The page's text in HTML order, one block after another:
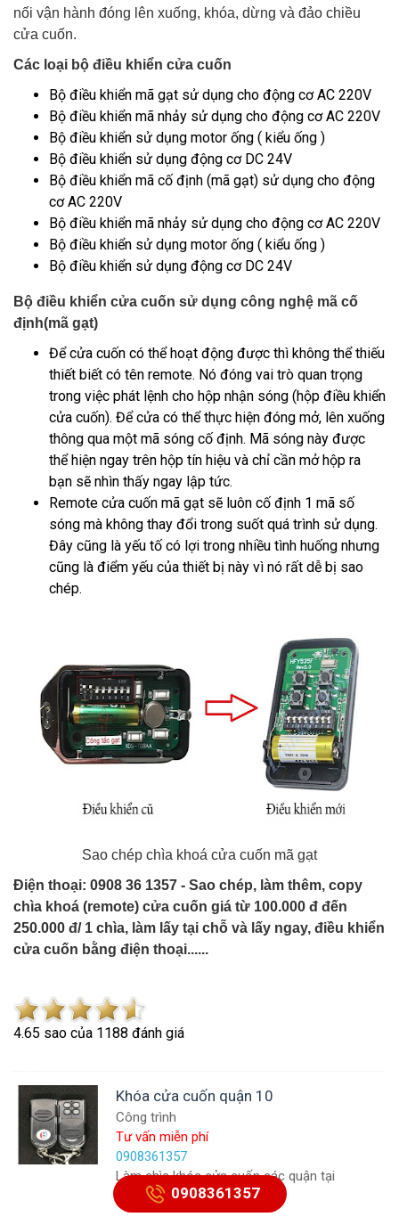
nối vận hành đóng lên xuống, khóa, dừng và đảo chiều
cửa cuốn.
Các loại bộ điều khiển cửa cuốn
Bộ điều khiển mã gạt sử dụng cho động cơ AC 220V
Bộ điều khiển mã nhảy sử dụng cho động cơ AC 220V
Bộ điều khiển sử dụng motor ống ( kiểu ống )
Bộ điều khiển sử dụng động cơ DC 24V
Bộ điều khiển mã cố định (mã gạt) sử dụng cho động
cơ AC 220V
Bộ điều khiển mã nhảy sử dụng cho động cơ AC 220V
Bộ điều khiển sử dụng motor ống ( kiểu ống )
Bộ điều khiển sử dụng động cơ DC 24V
Bộ điều khiển cửa cuốn sử dụng công nghệ mã cố
định(mã gạt)
Để cửa cuốn có thể hoạt động được thì không thể thiếu
thiết biết có tên remote. Nó đóng vai trò quan trọng
trong việc phát lệnh cho hộp nhận sóng (hộp điều khiển
cửa cuốn). Để cửa có thể thực hiện đóng mở, lên xuống
thông qua một mã sóng cố định. Mã sóng này được
thể hiện ngay trên hộp tín hiệu và chỉ cần mở hộp ra
bạn sẽ nhìn thấy ngay lập tức.
Remote cửa cuốn mã gạt sẽ luôn cố định 1 mã số
sóng mà không thay đổi trong suốt quá trình sử dụng.
Đây cũng là yếu tố có lợi trong nhiều tình huống nhưng
cũng là điểm yếu của thiết bị này vì nó rất dễ bị sao
chép.
Sao chép chìa khoá cửa cuốn mã gạt
Điện thoại: 0908 36 1357 - Sao chép, làm thêm, copy
chìa khoá (remote) cửa cuốn giá từ 100.000 đ đến
250.000 đ/ 1 chìa, làm lấy tại chỗ và lấy ngay, điều khiển
cửa cuốn bằng điện thoại......
4.65 sao của 1188 đánh giá
Khóa cửa cuốn quận 10
Công trình
Tư vấn miễn phí
0908361357
Làm chìa khóa cửa cuốn các quận tại
Tp.HCM
0908361357